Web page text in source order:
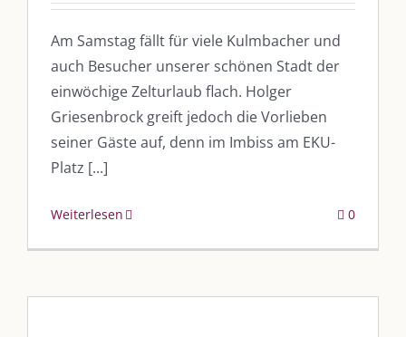
Am Samstag fällt für viele Kulmbacher und
auch Besucher unserer schönen Stadt der
einwöchige Zelturlaub flach. Holger
Griesenbrock greift jedoch die Vorlieben
seiner Gäste auf, denn im Imbiss am EKU-
Platz [...]
Weiterlesen 0